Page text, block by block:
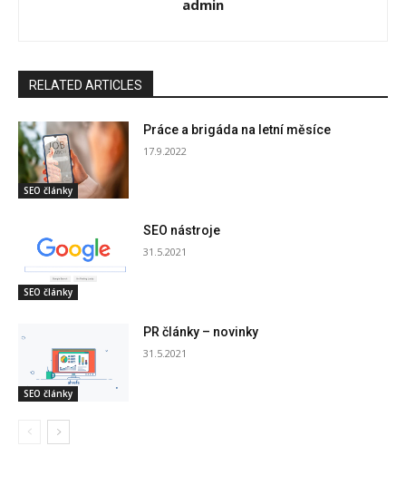
admin
RELATED ARTICLES
SEO články
Práce a brigáda na letní měsíce
17.9.2022
SEO články
SEO nástroje
31.5.2021
SEO články
PR články – novinky
31.5.2021